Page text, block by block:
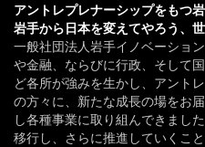
アントレプレナーシップをもつ
岩手から日本を変えてやろう、
一般社団法人岩手イノベーショ
や金融、ならびに行政、そして
ど各所が強みを生かし、アント
の方々に、新たな成長の場をお
し各種事業に取り組んできまし
移行し、さらに推進していくこと